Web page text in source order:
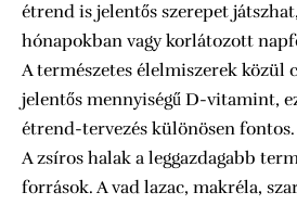
étrend is jelentős szerepet
hónapokban vagy korlátozott
A természetes élelmiszerek közül
jelentős mennyiségű D-vitamint,
étrend-tervezés különösen fontos.
A zsíros halak a leggazdagabb
források. A vad lazac, makréla,